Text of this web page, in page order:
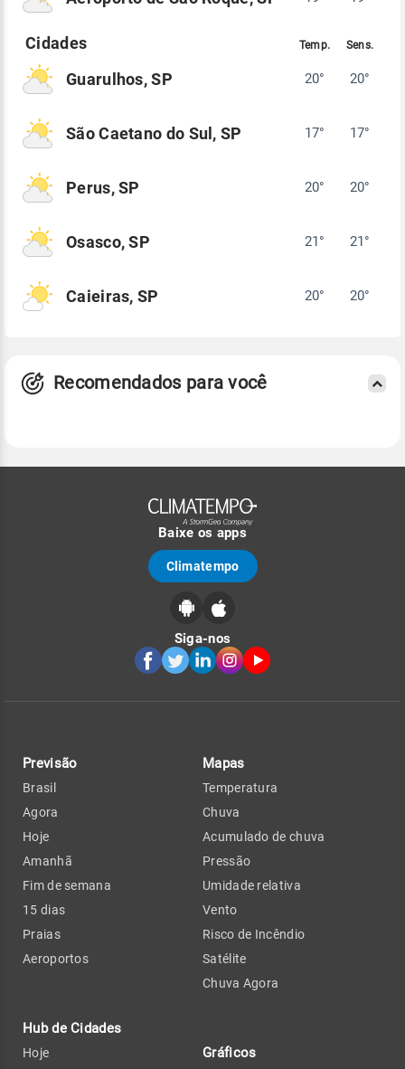
Guarulhos, SP 20° 20°
São Caetano do Sul, SP 17° 17°
Perus, SP 20° 20°
Osasco, SP 21° 21°
Caieiras, SP 20° 20°
Recomendados para você
Baixe os apps
Climatempo
Siga-nos
Previsão
Brasil
Agora
Hoje
Amanhã
Fim de semana
15 dias
Praias
Aeroportos
Hub de Cidades
Hoje
Mapas
Temperatura
Chuva
Acumulado de chuva
Pressão
Umidade relativa
Vento
Risco de Incêndio
Satélite
Chuva Agora
Gráficos